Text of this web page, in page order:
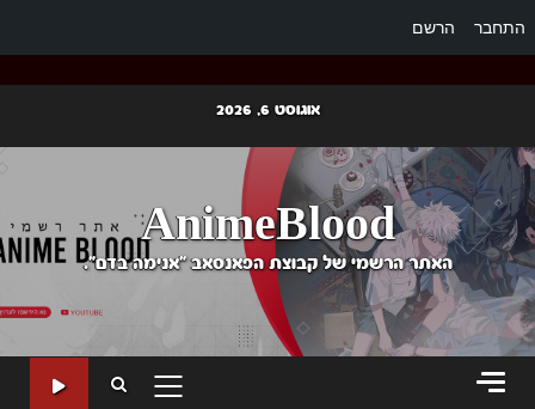
התחבר הרשם
content
אוגוסט 6, 2026
AnimeBlood
האתר הרשמי של קבוצת הפאנסאב "אנימה בדם".
PRIMARY